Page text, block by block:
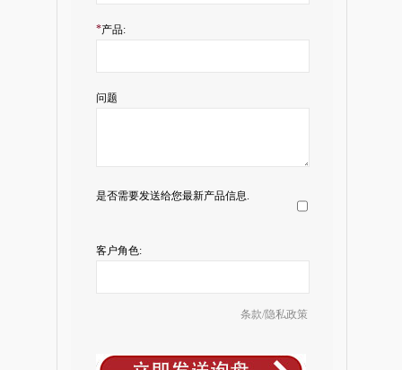
*产品:
问题
是否需要发送给您最新产品信息.
客户角色:
条款/隐私政策